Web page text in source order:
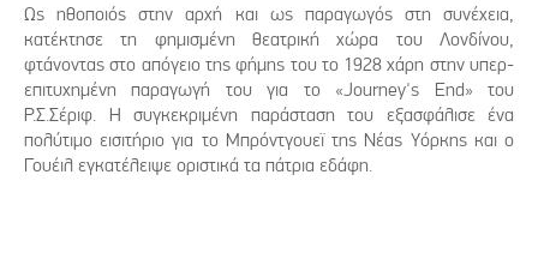
Ως ηθοποιός στην αρχή και ως παραγωγός στη συνέχεια,
κατέκτησε τη φημισμένη θεατρική χώρα του Λονδίνου,
φτάνοντας στο απόγειο της φήμης του το 1928 χάρη στην υπερ-
επιτυχημένη παραγωγή του για το «Journey's End» του
Ρ.Σ.Σέριφ. Η συγκεκριμένη παράσταση του εξασφάλισε ένα
πολύτιμο εισιτήριο για το Μπρόντγουεϊ της Νέας Υόρκης και ο
Γουέιλ εγκατέλειψε οριστικά τα πάτρια εδάφη.